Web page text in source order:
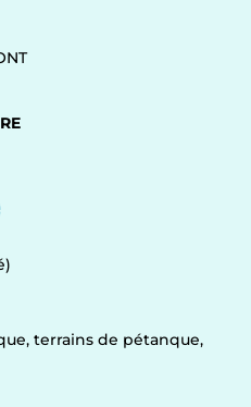
terrains de pétanque,